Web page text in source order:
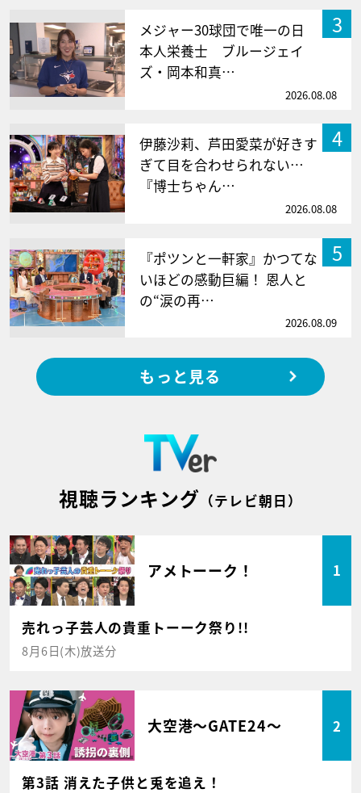
3
メジャー30球団で唯一の日
本人栄養士 ブルージェイ
ズ・岡本和真…
2026.08.08
4
伊藤沙莉、芦田愛菜が好きす
ぎて目を合わせられない…
『博士ちゃん…
2026.08.08
5
『ポツンと一軒家』かつてな
いほどの感動巨編！ 恩人と
の“涙の再…
2026.08.09
もっと見る
視聴ランキング （テレビ朝日）
アメトーーク！ 1
売れっ子芸人の貴重トーーク祭り!!
8月6日(木)放送分
大空港～GATE24～ 2
第3話 消えた子供と兎を追え！